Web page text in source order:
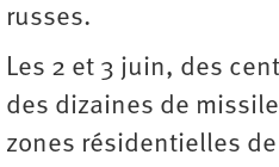
russes.
Les 2 et 3 juin, des
des dizaines de
zones résidentielles